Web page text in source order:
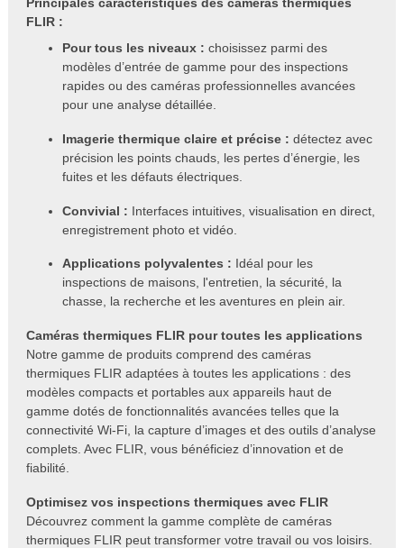
FLIR :
Pour tous les niveaux : choisissez parmi des
modèles d’entrée de gamme pour des inspections
rapides ou des caméras professionnelles avancées
pour une analyse détaillée.
Imagerie thermique claire et précise : détectez avec
précision les points chauds, les pertes d’énergie, les
fuites et les défauts électriques.
Convivial : Interfaces intuitives, visualisation en direct,
enregistrement photo et vidéo.
Applications polyvalentes : Idéal pour les
inspections de maisons, l'entretien, la sécurité, la
chasse, la recherche et les aventures en plein air.
Caméras thermiques FLIR pour toutes les applications
Notre gamme de produits comprend des caméras
thermiques FLIR adaptées à toutes les applications : des
modèles compacts et portables aux appareils haut de
gamme dotés de fonctionnalités avancées telles que la
connectivité Wi-Fi, la capture d’images et des outils d’analyse
complets. Avec FLIR, vous bénéficiez d’innovation et de
fiabilité.
Optimisez vos inspections thermiques avec FLIR
Découvrez comment la gamme complète de caméras
thermiques FLIR peut transformer votre travail ou vos loisirs.